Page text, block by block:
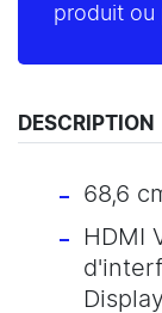
produit ou
DESCRIPTION
68,6
HDMI